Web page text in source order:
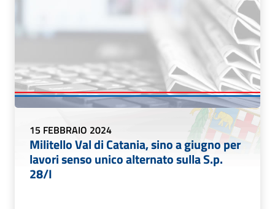
15 FEBBRAIO 2024
Militello Val di Catania, sino a giugno per
lavori senso unico alternato sulla S.p.
28/I